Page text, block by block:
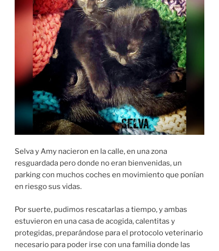
Selva y Amy nacieron en la calle, en una zona
resguardada pero donde no eran bienvenidas, un
parking con muchos coches en movimiento que ponían
en riesgo sus vidas.
Por suerte, pudimos rescatarlas a tiempo, y ambas
estuvieron en una casa de acogida, calentitas y
protegidas, preparándose para el protocolo veterinario
necesario para poder irse con una familia donde las